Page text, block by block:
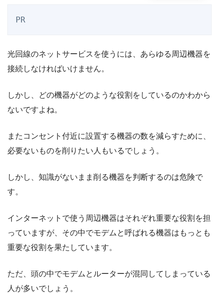
PR
光回線のネットサービスを使うには、あらゆる周辺機器を
接続しなければいけません。
しかし、どの機器がどのような役割をしているのかわから
ないですよね。
またコンセント付近に設置する機器の数を減らすために、
必要ないものを削りたい人もいるでしょう。
しかし、知識がないまま削る機器を判断するのは危険で
す。
インターネットで使う周辺機器はそれぞれ重要な役割を担
っていますが、その中でモデムと呼ばれる機器はもっとも
重要な役割を果たしています。
ただ、頭の中でモデムとルーターが混同してしまっている
人が多いでしょう。